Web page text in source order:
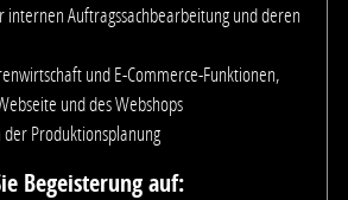
internen Auftragssachbearbeitung und deren
und E-Commerce-Funktionen,
und des Webshops
der Produktionsplanung
Begeisterung auf: